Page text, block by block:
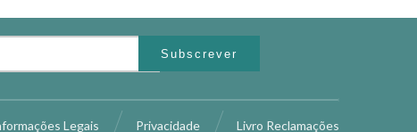
Subscrever
Livro Reclamações
Privacidade
Legais